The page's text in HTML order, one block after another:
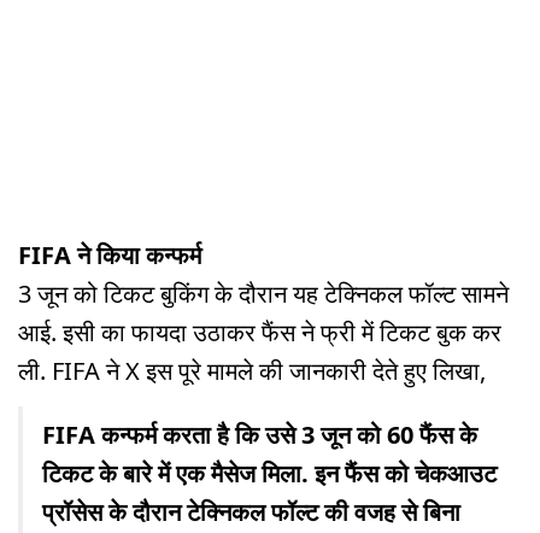
FIFA ने किया कन्फर्म
3 जून को टिकट बुकिंग के दौरान यह टेक्निकल फॉल्ट सामने
आई. इसी का फायदा उठाकर फैंस ने फ्री में टिकट बुक कर
ली. FIFA ने X इस पूरे मामले की जानकारी देते हुए लिखा,
FIFA कन्फर्म करता है कि उसे 3 जून को 60 फैंस के
टिकट के बारे में एक मैसेज मिला. इन फैंस को चेकआउट
प्रॉसेस के दौरान टेक्निकल फॉल्ट की वजह से बिना